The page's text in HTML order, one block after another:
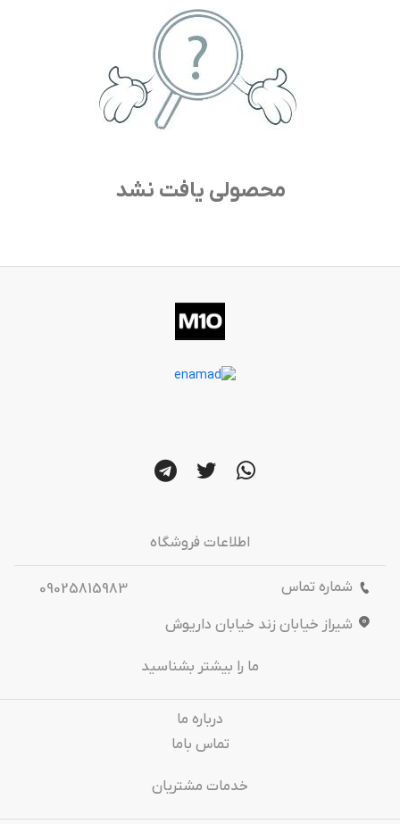
محصولی یافت نشد
اطلاعات فروشگاه
شماره تماس
09025815983
شیراز خیابان زند خیابان داریوش
ما را بیشتر بشناسید
درباره‌ ما
تماس باما
خدمات مشتریان